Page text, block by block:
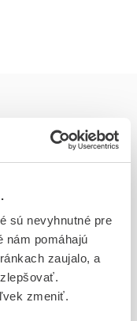
sú nevyhnutné pre
nám pomáhajú
zaujalo, a
zmeniť.